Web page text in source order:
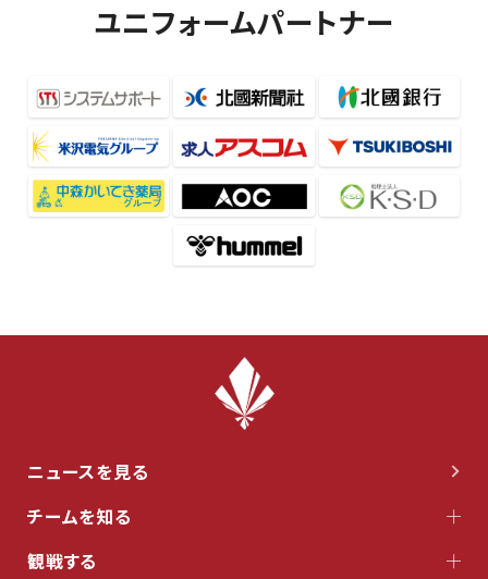
ユニフォームパートナー
ニュースを見る
チームを知る
観戦する